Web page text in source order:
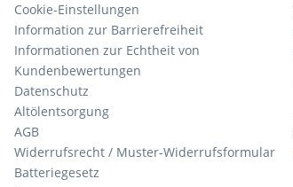
Cookie-Einstellungen
Information zur Barrierefreiheit
Informationen zur Echtheit von
Kundenbewertungen
Datenschutz
Altölentsorgung
AGB
Widerrufsrecht / Muster-Widerrufsformular
Batteriegesetz